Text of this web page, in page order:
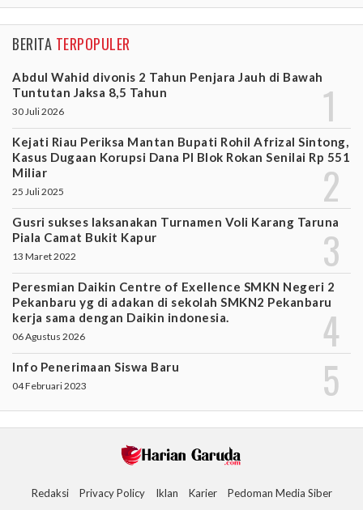
BERITA TERPOPULER
Abdul Wahid divonis 2 Tahun Penjara Jauh di Bawah
Tuntutan Jaksa 8,5 Tahun
30 Juli 2026
Kejati Riau Periksa Mantan Bupati Rohil Afrizal Sintong,
Kasus Dugaan Korupsi Dana PI Blok Rokan Senilai Rp 551
Miliar
25 Juli 2025
Gusri sukses laksanakan Turnamen Voli Karang Taruna
Piala Camat Bukit Kapur
13 Maret 2022
Peresmian Daikin Centre of Exellence SMKN Negeri 2
Pekanbaru yg di adakan di sekolah SMKN2 Pekanbaru
kerja sama dengan Daikin indonesia.
06 Agustus 2026
Info Penerimaan Siswa Baru
04 Februari 2023
Redaksi Privacy Policy Iklan Karier Pedoman Media Siber